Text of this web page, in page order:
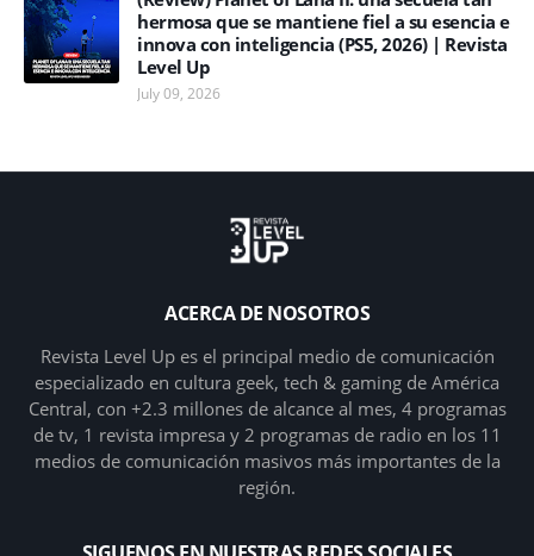
hermosa que se mantiene fiel a su esencia e
innova con inteligencia (PS5, 2026) | Revista
Level Up
July 09, 2026
ACERCA DE NOSOTROS
Revista Level Up es el principal medio de comunicación
especializado en cultura geek, tech & gaming de América
Central, con +2.3 millones de alcance al mes, 4 programas
de tv, 1 revista impresa y 2 programas de radio en los 11
medios de comunicación masivos más importantes de la
región.